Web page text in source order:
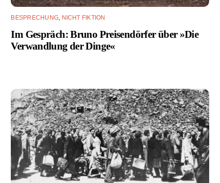
BESPRECHUNG, NICHT FIKTION
Im Gespräch: Bruno Preisendörfer über »Die
Verwandlung der Dinge«